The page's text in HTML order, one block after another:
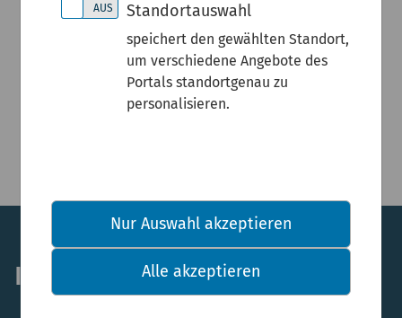
Standortauswahl
speichert den gewählten Standort,
um verschiedene Angebote des
Portals standortgenau zu
personalisieren.
Nur Auswahl akzeptieren
Alle akzeptieren
Infos & Rechtliches